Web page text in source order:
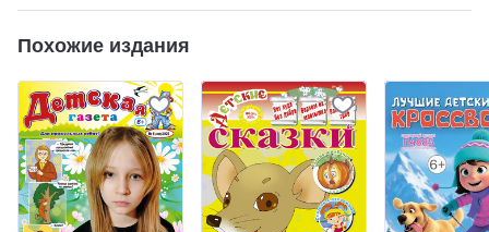
Похожие издания